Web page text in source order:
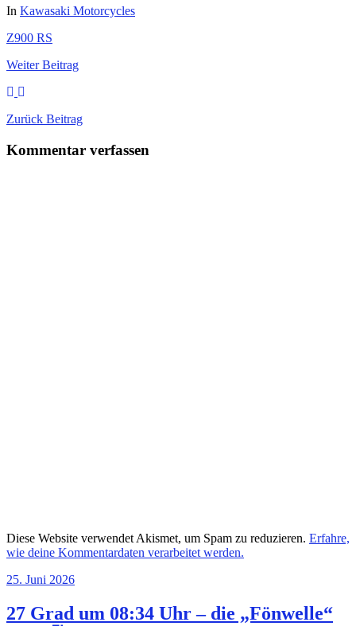
In Kawasaki Motorcycles
Z900 RS
WeiterBeitrag
Zurück Beitrag
Kommentar verfassen
Diese Website verwendet Akismet, um Spam zu reduzieren. Erfahre,
wie deine Kommentardaten verarbeitet werden.
25. Juni 2026
27 Grad um 08:34 Uhr – die „Fönwelle“